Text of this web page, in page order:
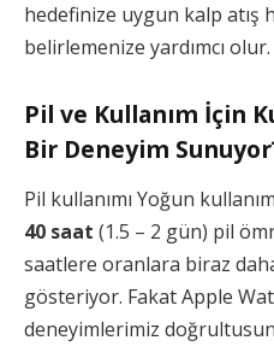
hedefinize uygun kalp atış
belirlemenize yardımcı olur.
Pil ve Kullanım İçin
Bir Deneyim
Pil kullanımı Yoğun
40 saat (1.5 – 2 gün) pil
saatlere oranlara biraz
gösteriyor. Fakat Apple
deneyimlerimiz